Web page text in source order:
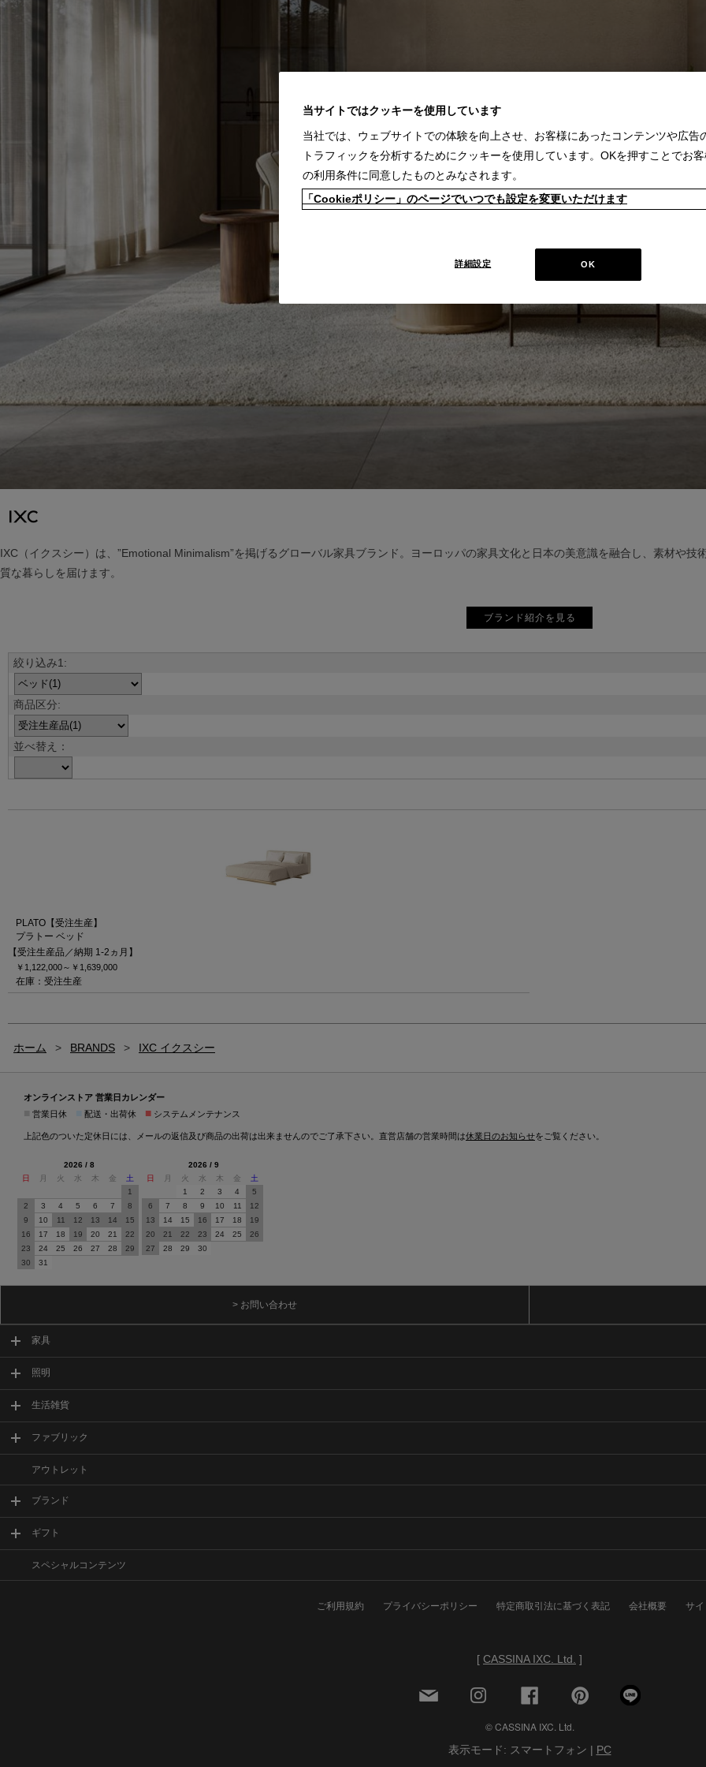
IXC（イクスシー）は、”Emotional Minimalism”を掲げるグローバル家具ブランド。ヨーロッパの家具文化と日本の美意識を融合し、素材や
質な暮らしを届けます。
ブランド紹介を見る
並べ替え：
PLATO【受注生産】
プラトー ベッド
【受注生産品／納期 1-2ヵ月】
￥1,122,000～ ￥1,639,000
在庫：受注生産
ホーム > BRANDS > IXC イクスシー
オンラインストア 営業日カレンダー
営業日休 配送・出荷休 ■ システムメンテナンス
上記色のついた定休日には、メールの返信及び商品の出荷は出来ませんのでご了承下さい。直営店舗の営業時間は休業日のお知らせをご覧ください。
2026 / 8
日
月 火 水 木 金
土
1
2
3 4 5 6 7
8
9
10 11 12 13 14
15
16
17 18 19 20 21
22
23
24 25 26 27 28
29
30
31
2026 / 9
日
月 火 水 木 金
土
1
2 3 4
5
6
7 8 9 10 11
12
13
14 15 16 17 18
19
20
21 22 23 24 25
26
27
28 29 30
> お問い合わせ
家具
照明
生活雑貨
ファブリック
アウトレット
ブランド
ギフト
スペシャルコンテンツ
ご利用規約 プライバシーポリシー 特定商取引法に基づく表記 会社概要 サ
[ CASSINA IXC. Ltd. ]
© CASSINA IXC. Ltd.
表示モード: スマートフォン | PC
当サイトではクッキーを使用しています
当社では、ウェブサイトでの体験を向上させ、お客様にあったコンテンツや広告
トラフィックを分析するためにクッキーを使用しています。OKを押すことでお
の利用条件に同意したものとみなされます。
「Cookieポリシー」のページでいつでも設定を変更いただけます
OK
詳細設定